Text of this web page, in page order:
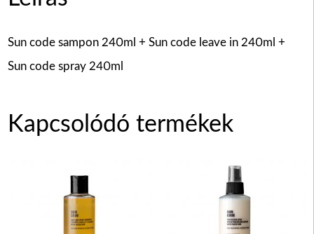
Sun code sampon 240ml + Sun code leave in 240ml +
Sun code spray 240ml
Kapcsolódó termékek